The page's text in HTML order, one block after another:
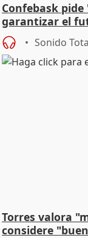
Confebask
garantizar el
Sonido
Torres valora
considere